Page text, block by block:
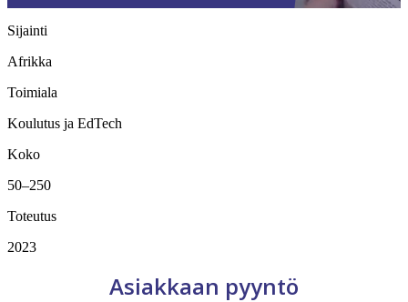
Sijainti
Afrikka
Toimiala
Koulutus ja EdTech
Koko
50–250
Toteutus
2023
Asiakkaan pyyntö